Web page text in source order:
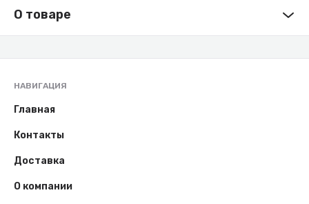
О товаре
НАВИГАЦИЯ
Главная
Контакты
Доставка
О компании